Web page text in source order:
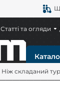
Статті та огляди
Ніж складаний